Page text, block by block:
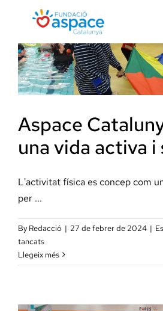
Aspace
una vida activa i
L'activitat física es concep com
per ...
By Redacció | 27 de febrer de 2024 |
tancatsa
Aspace
Catalunya
vida
Llegeix més